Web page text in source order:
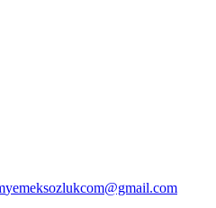
yemeksozlukcom@gmail.com